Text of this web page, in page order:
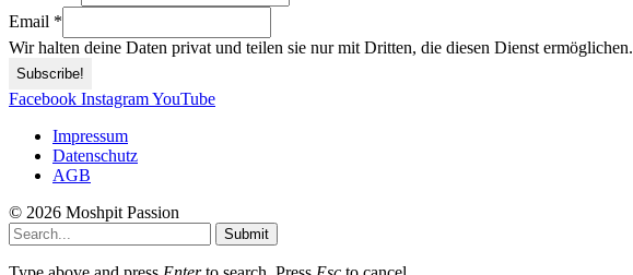
Email *
Wir halten deine Daten privat und teilen sie nur mit Dritten, die diesen Dienst ermöglichen.
Facebook InstagramYouTube
Impressum
Datenschutz
AGB
© 2026 Moshpit Passion
Submit